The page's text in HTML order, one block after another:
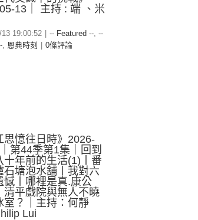
13｜ 主持 : 端 、米
19:00:52 -- Featured --, --
, 恩典時刻 0條評論
思憶往日時》2026-
第44季第1集｜回到
十年前的生活(1)丨番
石塘泡水舖丨我對六
憾丨哪裡是真.康公
清平戲院與無人不曉
室？｜主持：何靜
Lui